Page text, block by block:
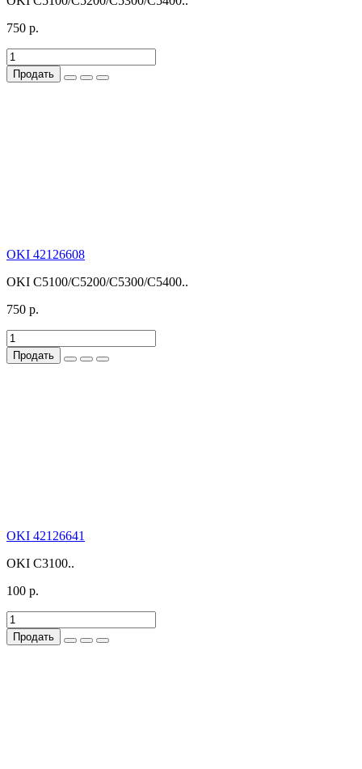
750 р.
Продать
OKI 42126608
OKI C5100/C5200/C5300/C5400..
750 р.
Продать
OKI 42126641
OKI C3100..
100 р.
Продать